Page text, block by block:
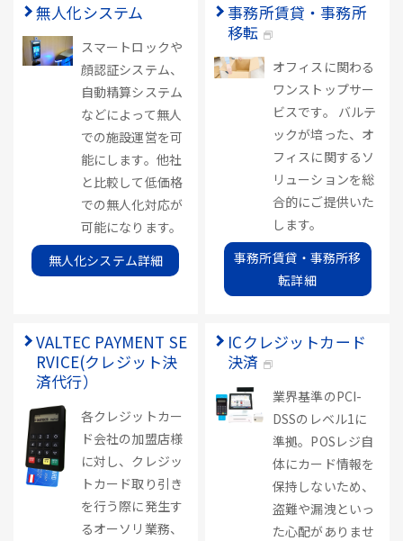
無人化システム
スマートロックや
顔認証システム、
自動精算システム
などによって無人
での施設運営を可
能にします。他社
と比較して低価格
での無人化対応が
可能になります。
無人化システム詳細
事務所賃貸・事務所
移転
オフィスに関わる
ワンストップサー
ビスです。 バルテ
ックが培った、オ
フィスに関するソ
リューションを総
合的にご提供いた
します。
事務所賃貸・事務所移
転詳細
VALTEC PAYMENT SE
RVICE(クレジット決
済代行）
各クレジットカー
ド会社の加盟店様
に対し、クレジッ
トカード取り引き
を行う際に発生す
るオーソリ業務、
ICクレジットカード
決済
業界基準のPCI-
DSSのレベル1に
準拠。POSレジ自
体にカード情報を
保持しないため、
盗難や漏洩といっ
た心配がありませ